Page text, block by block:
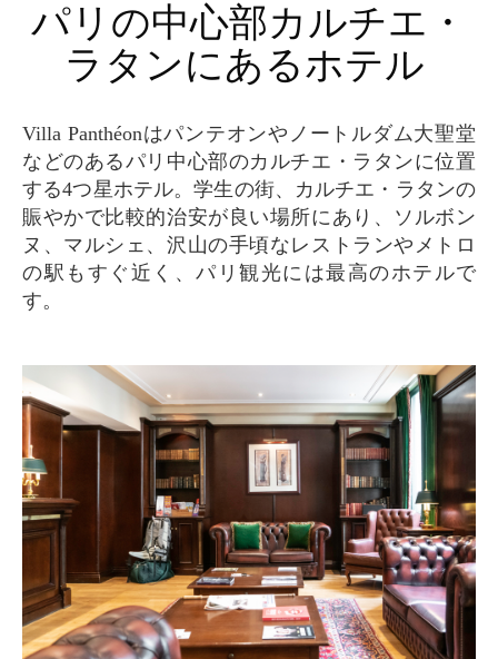
パリの中心部カルチエ・
ラタンにあるホテル
Villa Panthéonはパンテオンやノートルダム大聖堂
などのあるパリ中心部のカルチエ・ラタンに位置
する4つ星ホテル。学生の街、カルチエ・ラタンの
賑やかで比較的治安が良い場所にあり、ソルボン
ヌ、マルシェ、沢山の手頃なレストランやメトロ
の駅もすぐ近く、パリ観光には最高のホテルで
す。